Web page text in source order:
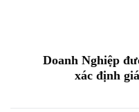
Doanh Nghiệp
xác định